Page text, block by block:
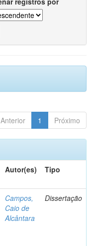
Anterior 1 Próximo
Autor(es) Tipo
Campos,
Caio de
Alcântara
Dissertação